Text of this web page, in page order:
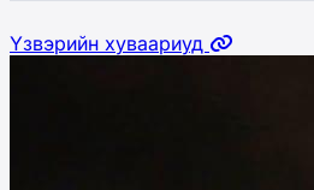
Үзвэрийн хуваариуд